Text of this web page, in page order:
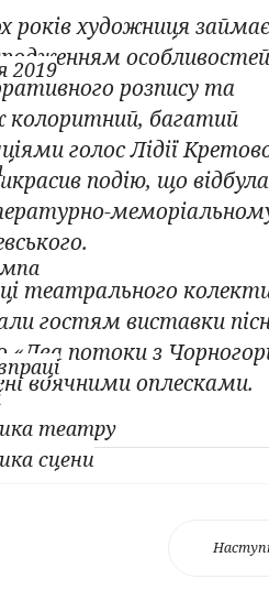
2019
театру
сцени
років художниця
розпису та
колоритний, багатий
голос Лідії
подію, що
театрального
гостям виставки
«Два потоки з
вдячними оплесками.